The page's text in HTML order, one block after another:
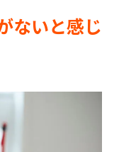
ないと感じ